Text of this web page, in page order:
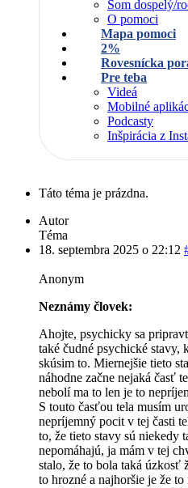
Som dospelý/
O pomoci
Mapa pomoci
2%
Rovesnícka
Pre teba
Videá
Mobilné
Podcasty
Inšpirácia z
Táto téma je prázdna.
Autor
Téma
18. septembra 2025 o 22:12
Anonym
Neznámy človek:
Ahojte, psychicky sa
také čudné psychické stavy,
skúsim to. Miernejšie tieto
náhodne začne nejaká časť
nebolí ma to len je to
S touto časťou tela musím
nepríjemný pocit v tej časti
to, že tieto stavy sú niekedy
nepomáhajú, ja mám v tej
stalo, že to bola taká úzkosť
to hrozné a najhoršie je že